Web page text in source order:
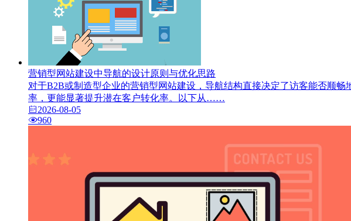
营销型网站建设中导航的设计原则与优化思路
对于B2B或制造型企业的营销型网站建设，导航结构直接决定了访客能否顺
率，更能显著提升潜在客户转化率。以下从……
2026-08-05
960